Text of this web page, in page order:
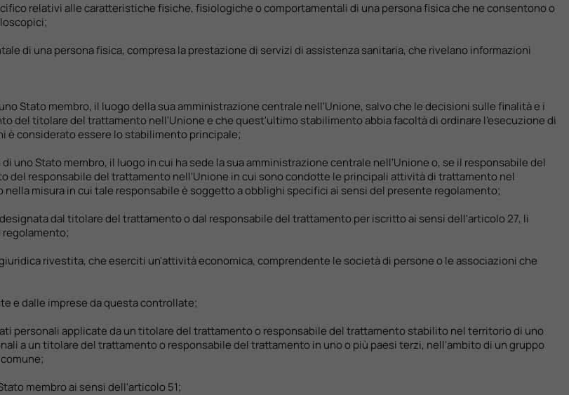
relativi alle caratteristiche fisiche, fisiologiche o comportamentali di una persona fisica che ne consentono o
di una persona fisica, compresa la prestazione di servizi di assistenza sanitaria, che rivelano informazioni
Stato membro, il luogo della sua amministrazione centrale nell'Unione, salvo che le decisioni sulle finalità e i
del titolare del trattamento nell'Unione e che quest'ultimo stabilimento abbia facoltà di ordinare l'esecuzione di
è considerato essere lo stabilimento principale;
Stato membro, il luogo in cui ha sede la sua amministrazione centrale nell'Unione o, se il responsabile del
responsabile del trattamento nell'Unione in cui sono condotte le principali attività di trattamento nel
misura in cui tale responsabile è soggetto a obblighi specifici ai sensi del presente regolamento;
dal titolare del trattamento o dal responsabile del trattamento per iscritto ai sensi dell'articolo 27, li
rivestita, che eserciti un'attività economica, comprendente le società di persone o le associazioni che
e dalle imprese da questa controllate;
personali applicate da un titolare del trattamento o responsabile del trattamento stabilito nel territorio di uno
a un titolare del trattamento o responsabile del trattamento in uno o più paesi terzi, nell'ambito di un gruppo
membro ai sensi dell'articolo 51;